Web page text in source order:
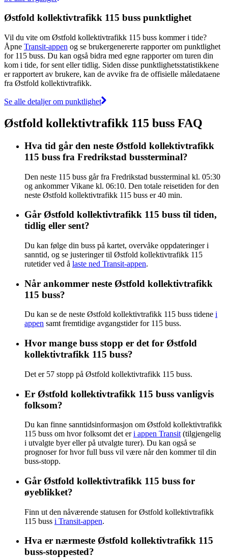
Østfold kollektivtrafikk 115 buss punktlighet
Vil du vite om Østfold kollektivtrafikk 115 buss kommer i tide?
Åpne Transit-appen og se brukergenererte rapporter om punktlighet
for 115 buss. Du kan også bidra med egne rapporter om turen din
kom i tide, for sent eller tidlig. Siden disse punktlighetsstatistikkene
er rapportert av brukere, kan de avvike fra de offisielle måledataene
fra Østfold kollektivtrafikk.
Se alle detaljer om punktlighet
Østfold kollektivtrafikk 115 buss FAQ
Hva tid går den neste Østfold kollektivtrafikk
115 buss fra Fredrikstad bussterminal?
Den neste 115 buss går fra Fredrikstad bussterminal kl. 05:30
og ankommer Vikane kl. 06:10. Den totale reisetiden for den
neste Østfold kollektivtrafikk 115 buss er 40 min.
Går Østfold kollektivtrafikk 115 buss til tiden,
tidlig eller sent?
Du kan følge din buss på kartet, overvåke oppdateringer i
sanntid, og se justeringer til Østfold kollektivtrafikk 115
rutetider ved å laste ned Transit-appen.
Når ankommer neste Østfold kollektivtrafikk
115 buss?
Du kan se de neste Østfold kollektivtrafikk 115 buss tidene i
appen samt fremtidige avgangstider for 115 buss.
Hvor mange buss stopp er det for Østfold
kollektivtrafikk 115 buss?
Det er 57 stopp på Østfold kollektivtrafikk 115 buss.
Er Østfold kollektivtrafikk 115 buss vanligvis
folksom?
Du kan finne sanntidsinformasjon om Østfold kollektivtrafikk
115 buss om hvor folksomt det eri appen Transit (tilgjengelig
i utvalgte byer eller på utvalgte turer). Du kan også se
prognoser for hvor full buss vil være når den kommer til din
buss-stopp.
Går Østfold kollektivtrafikk 115 buss for
øyeblikket?
Finn ut den nåværende statusen for Østfold kollektivtrafikk
115 buss i Transit-appen.
Hva er nærmeste Østfold kollektivtrafikk 115
buss-stoppested?